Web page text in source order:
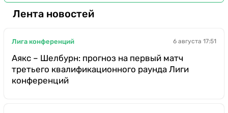
Лента новостей
Лига конференций 6 августа 17:51
Аякс – Шелбурн: прогноз на первый матч
третьего квалификационного раунда Лиги
конференций